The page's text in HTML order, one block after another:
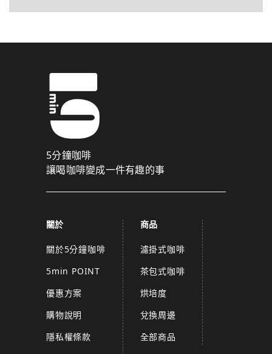
5分鐘咖啡
讓喝咖啡變成一件有趣的事
關於
關於5分鐘咖啡
5min POINT
優惠方案
購物說明
隱私權條款
商品
濾掛式咖啡
茶包式咖啡
烘培度
兌換周邊
全部商品